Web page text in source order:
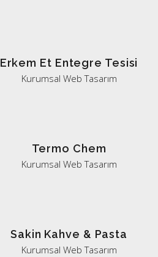
Erkem Et Entegre Tesisi
Kurumsal Web Tasarım
Termo Chem
Kurumsal Web Tasarım
Sakin Kahve & Pasta
Kurumsal Web Tasarım